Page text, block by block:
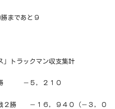
まであと９
」トラックマン収支集計
勝 －５，２１０
６，９４０（－３，０